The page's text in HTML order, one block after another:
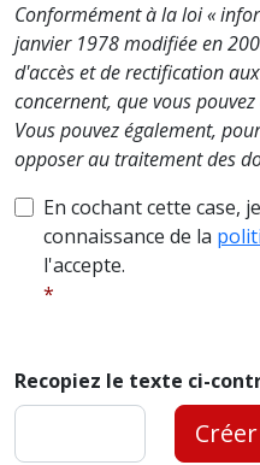
Conformément à la loi «
janvier 1978 modifiée en
d'accès et de rectification
concernent, que vous
Vous pouvez également,
opposer au traitement des
En cochant cette case,
connaissance de la
l'accepte.
Recopiez le texte ci-